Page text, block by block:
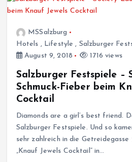
MSSalzburg
Hotels , Lifestyle , Salzburger
August 9, 2018
1716 views
Salzburger Festspiele –
Schmuck-Fieber beim
Cocktail
Diamonds are a girl’s best friend.
Salzburger Festspiele. Und so
sehr zahlreich in die Getreidegasse
„Knauf Jewels Cocktail“ in…